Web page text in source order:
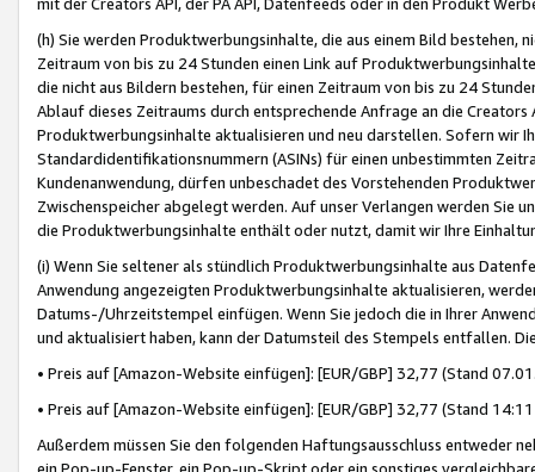
(h) Sie werden Produktwerbungsinhalte, die aus einem Bild bestehen,
Zeitraum von bis zu 24 Stunden einen Link auf
die nicht aus Bildern bestehen, für einen Zeitraum von bis zu 24
Ablauf dieses Zeitraums durch entsprechende Anfrage an die
Produktwerbungsinhalte aktualisieren und neu darstellen. Sofern wir
Standardidentifikationsnummern (ASINs) für einen unbestimmten
Kundenanwendung, dürfen unbeschadet des Vorstehenden
Zwischenspeicher abgelegt werden. Auf unser Verlangen werden Sie
die Produktwerbungsinhalte enthält oder nutzt, damit wir Ihre
(i) Wenn Sie seltener als stündlich Produktwerbungsinhalte aus
Anwendung angezeigten Produktwerbungsinhalte aktualisieren,
Datums-/Uhrzeitstempel einfügen. Wenn Sie jedoch die in Ihrer
und aktualisiert haben, kann der Datumsteil des Stempels entfallen.
• Preis auf [Amazon-Website einfügen]: [EUR/GBP] 32,77 (Stand
• Preis auf [Amazon-Website einfügen]: [EUR/GBP] 32,77 (Stand
Außerdem müssen Sie den folgenden Haftungsausschluss entweder
ein Pop-up-Fenster, ein Pop-up-Skript oder ein sonstiges